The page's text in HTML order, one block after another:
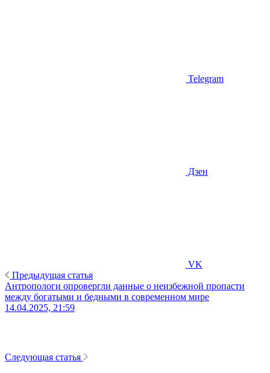
Telegram
Дзен
VK
Предыдущая статья
Антропологи опровергли данные о неизбежной пропасти
между богатыми и бедными в современном мире
14.04.2025, 21:59
Следующая статья